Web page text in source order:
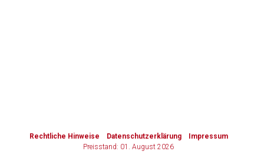
Rechtliche Hinweise Datenschutzerklärung
Impressum
Preisstand: 01. August 2026